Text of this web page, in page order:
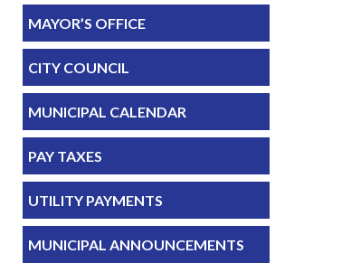
MAYOR’S OFFICE
CITY COUNCIL
MUNICIPAL CALENDAR
PAY TAXES
UTILITY PAYMENTS
MUNICIPAL ANNOUNCEMENTS